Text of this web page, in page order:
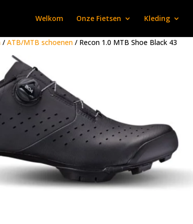
Welkom Onze Fietsen Kleding
/ ATB/MTB schoenen/ Recon 1.0 MTB Shoe Black 43